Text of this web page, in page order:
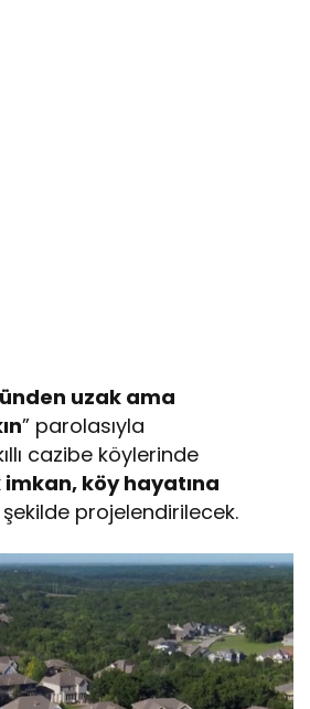
uzak ama
” parolasıyla
cazibe köylerinde
köy hayatına
şekilde projelendirilecek.